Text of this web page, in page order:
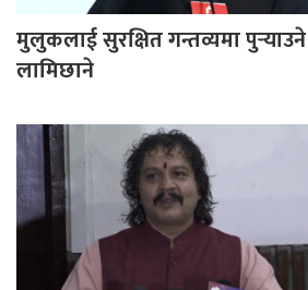
मुलुकलाई सुरक्षित गन्तव्यमा पुर्‍याउने
लामिछाने